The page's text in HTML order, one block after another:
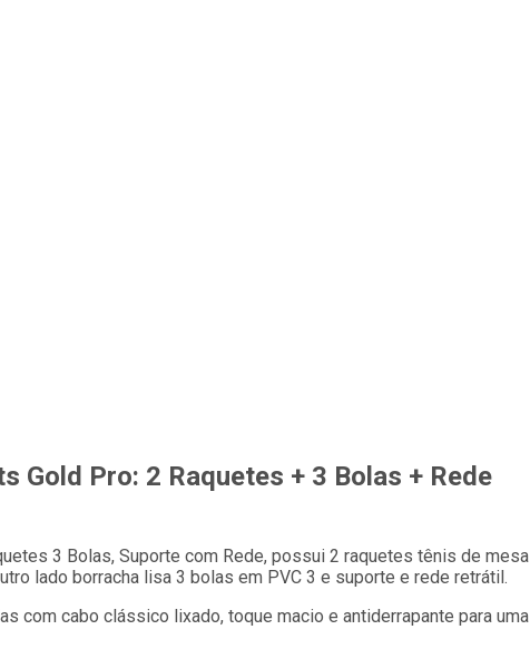
Gold Pro: 2 Raquetes + 3 Bolas + Rede
3 Bolas, Suporte com Rede, possui 2 raquetes tênis de mesa
lado borracha lisa 3 bolas em PVC 3 e suporte e rede retrátil.
com cabo clássico lixado, toque macio e antiderrapante para uma